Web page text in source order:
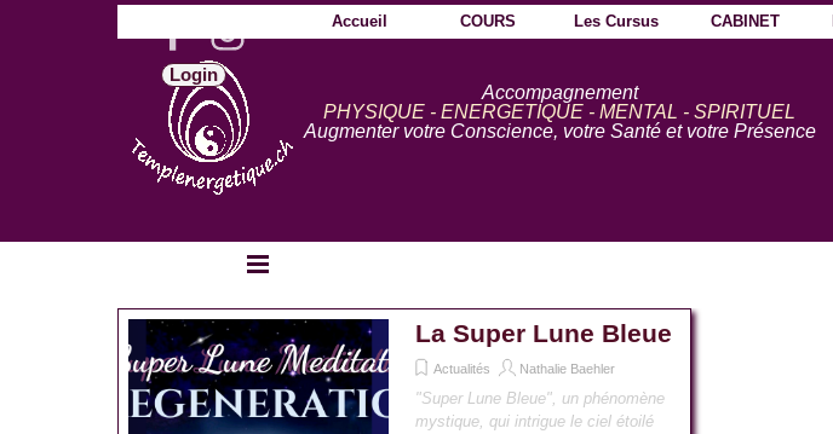
Aller au contenu Sauter le menu
Accueil COURS ▼
Les Cursus ▼
CABINET
Login
Accompagnement
PHYSIQUE - ENERGETIQUE - MENTAL - SPIRITUEL
Augmenter votre Conscience, votre Santé et votre Présence
Sauter le menu
La Super Lune Bleue
Actualités Nathalie Baehler
"Super Lune Bleue", un phénomène
mystique, qui intrigue le ciel étoilé